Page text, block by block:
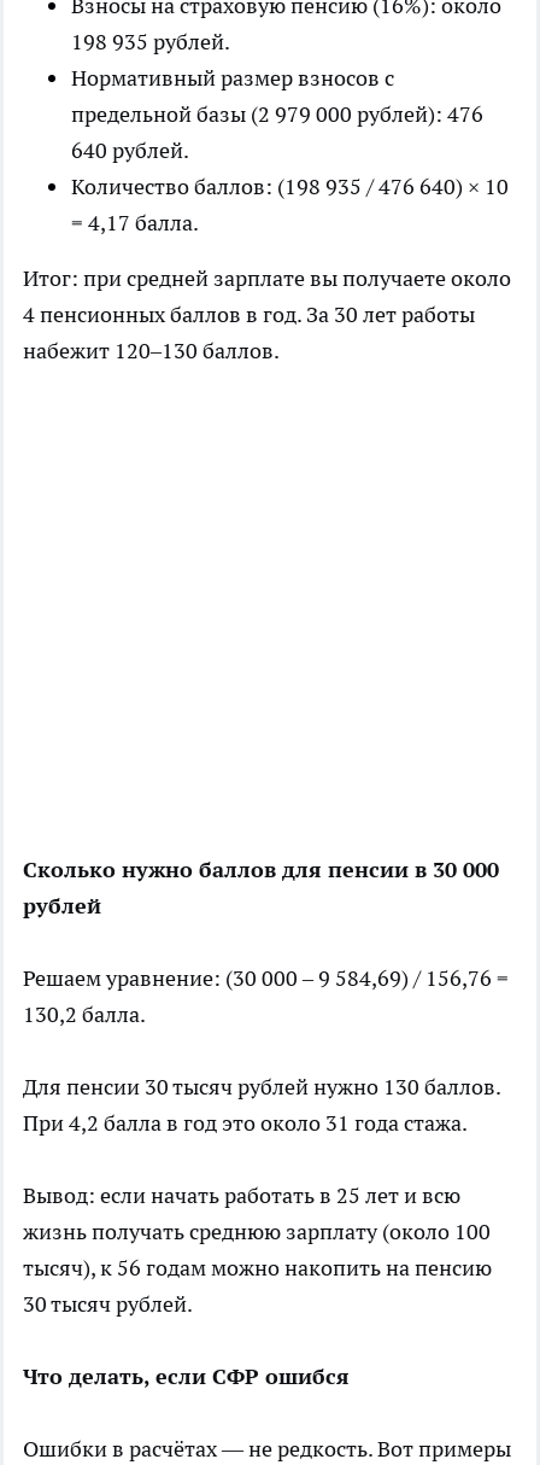
198 935 рублей.
Нормативный размер взносов с
предельной базы (2 979 000 рублей): 476
640 рублей.
Количество баллов: (198 935 / 476 640) × 10
= 4,17 балла.
Итог: при средней зарплате вы получаете около
4 пенсионных баллов в год. За 30 лет работы
набежит 120–130 баллов.
Сколько нужно баллов для пенсии в 30 000
рублей
Решаем уравнение: (30 000 – 9 584,69) / 156,76 =
130,2 балла.
Для пенсии 30 тысяч рублей нужно 130 баллов.
При 4,2 балла в год это около 31 года стажа.
Вывод: если начать работать в 25 лет и всю
жизнь получать среднюю зарплату (около 100
тысяч), к 56 годам можно накопить на пенсию
30 тысяч рублей.
Что делать, если СФР ошибся
Ошибки в расчётах — не редкость. Вот примеры